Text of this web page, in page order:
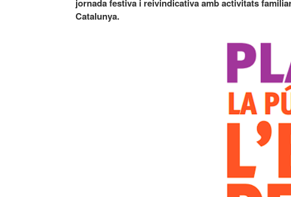
jornada festiva i reivindicativa amb activitats
Catalunya.